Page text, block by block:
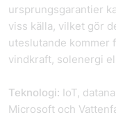
ursprungsgarantier
viss källa, vilket gör
uteslutande kommer
vindkraft, solenergi
Teknologi: IoT,
Microsoft och